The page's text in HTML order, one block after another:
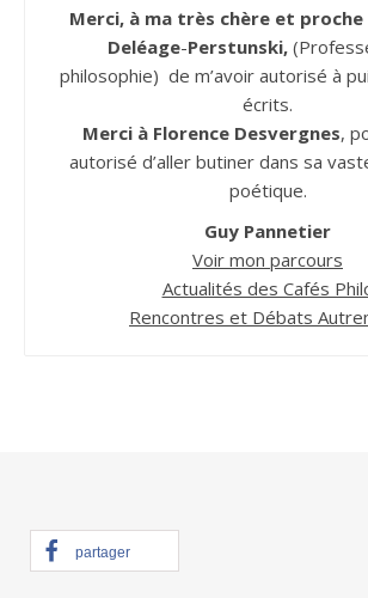
Merci, à ma très chère et proche
Deléage-Perstunski,
philosophie) de m’avoir autorisé à
écrits.
Merci à Florence Desvergnes,
autorisé d’aller butiner dans sa
poétique.
Guy Pannetier
Voir mon parcours
Actualités des Cafés
Rencontres et Débats
partager